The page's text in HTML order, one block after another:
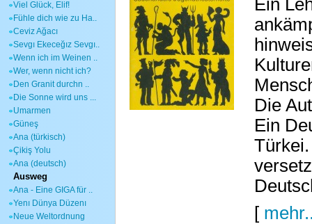
Viel Glück, Elif!
Fühle dich wie zu Ha..
Ceviz Ağacı
Sevgı Ekeceğız Sevgı..
Wenn ich im Weinen ..
Wer, wenn nicht ich?
Den Granit durchn ..
Die Sonne wird uns ...
Umarmen
Güneş
Ana (türkisch)
Çikiş Yolu
Ana (deutsch)
Ausweg
Ana - Eine GIGA für ..
Yenı Dünya Düzenı
Neue Weltordnung
Ein
Die
Ein
[